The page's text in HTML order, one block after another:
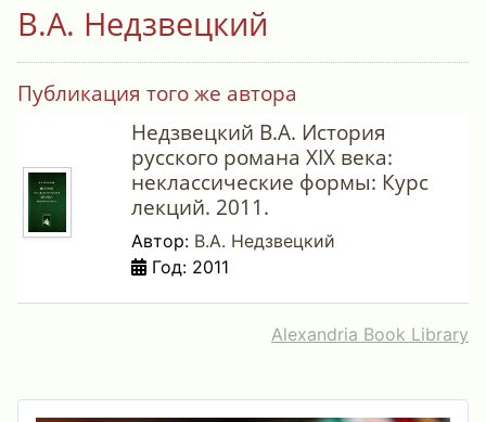
В.А. Недзвецкий
Публикация того же автора
Недзвецкий В.А. История
русского романа XIX века:
неклассические формы: Курс
лекций. 2011.
Автор: В.А. Недзвецкий
Год: 2011
Alexandria Book Library